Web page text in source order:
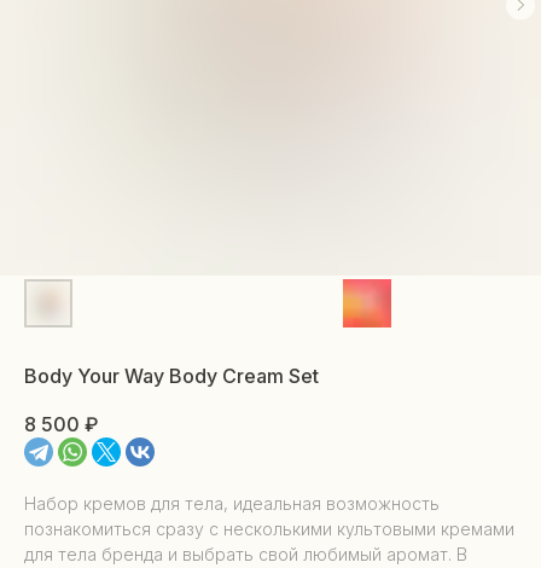
Body Your Way Body Cream Set
8 500 ₽
Набор кремов для тела, идеальная возможность
познакомиться сразу с несколькими культовыми кремами
для тела бренда и выбрать свой любимый аромат. В